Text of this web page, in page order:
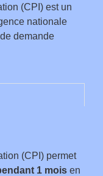
(CPI) est un
nationale
demande
(CPI) permet
1 mois en